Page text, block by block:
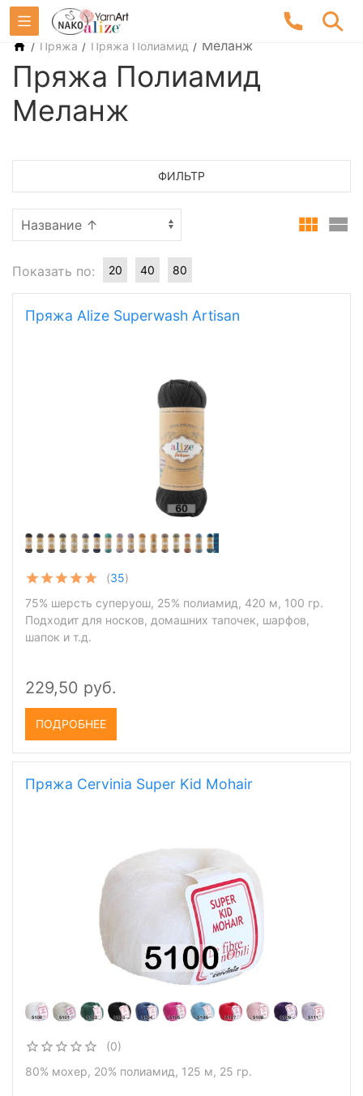
/ Пряжа / Пряжа Полиамид / Меланж
Пряжа Полиамид
Меланж
ФИЛЬТР
Показать по: 20 40 80
Пряжа Alize Superwash Artisan
(35)
75% шерсть суперуош, 25% полиамид, 420 м, 100 гр.
Подходит для носков, домашних тапочек, шарфов,
шапок и т.д.
229,50 руб.
ПОДРОБНЕЕ
Пряжа Cervinia Super Kid Mohair
(0)
80% мохер, 20% полиамид, 125 м, 25 гр.